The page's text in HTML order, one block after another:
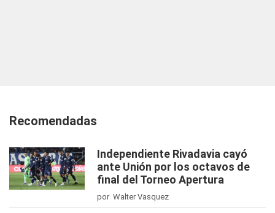
Recomendadas
Independiente Rivadavia cayó
ante Unión por los octavos de
final del Torneo Apertura
por Walter Vasquez